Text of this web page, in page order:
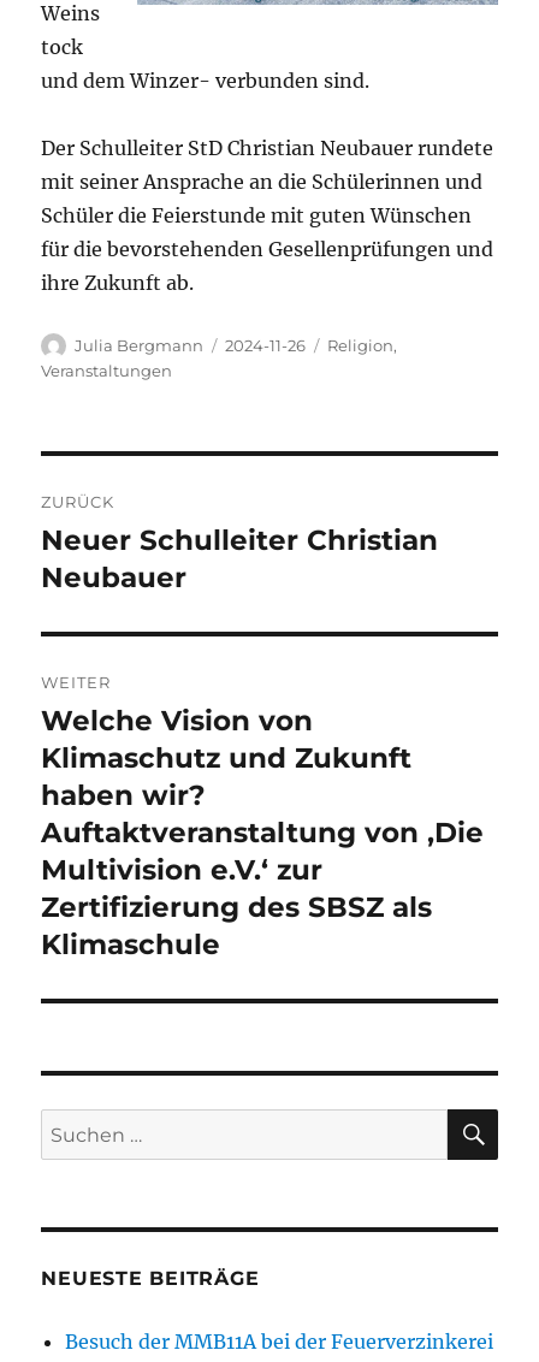
Weins
tock
und dem Winzer- verbunden sind.
Der Schulleiter StD Christian Neubauer rundete
mit seiner Ansprache an die Schülerinnen und
Schüler die Feierstunde mit guten Wünschen
für die bevorstehenden Gesellenprüfungen und
ihre Zukunft ab.
Autor
Julia Bergmann
Veröffentlicht
2024-11-26 Kategorien
Religion,
Veranstaltungen
ZURÜCK
Vorheriger
Beitrag:
Neuer Schulleiter Christian
Neubauer
WEITER
Nächster
Beitrag:
Welche Vision von
Klimaschutz und Zukunft
haben wir?
Auftaktveranstaltung von ‚Die
Multivision e.V.‘ zur
Zertifizierung des SBSZ als
Klimaschule
Suchen
nach:
NEUESTE BEITRÄGE
Besuch der MMB11A bei der Feuerverzinkerei